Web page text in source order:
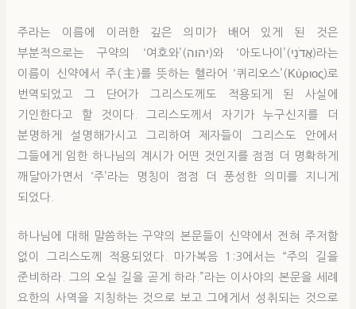
주라는 이름에 이러한 깊은 의미가 배어 있게 된 것은
부분적으로는 구약의 ‘여호와’(יהוה)와 ‘아도나이’(אֲדֹנָי)라는
이름이 신약에서 주(主)를 뜻하는 헬라어 ‘퀴리오스’(Κύριος)로
번역되었고 그 단어가 그리스도께도 적용되게 된 사실에
기인한다고 할 것이다. 그리스도께서 자기가 누구신지를 더
분명하게 설명해가시고 그리하여 제자들이 그리스도 안에서
그들에게 임한 하나님의 계시가 어떤 것인지를 점점 더 명확하게
깨달아가면서 ‘주’라는 명칭이 점점 더 풍성한 의미를 지니게
되었다.
하나님에 대해 말씀하는 구약의 본문들이 신약에서 전혀 주저함
없이 그리스도께 적용되었다. 마가복음 1:3에서는 “주의 길을
준비하라. 그의 오실 길을 곧게 하라.”라는 이사야의 본문을 세례
요한의 사역을 지칭하는 것으로 보고 그에게서 성취되는 것으로